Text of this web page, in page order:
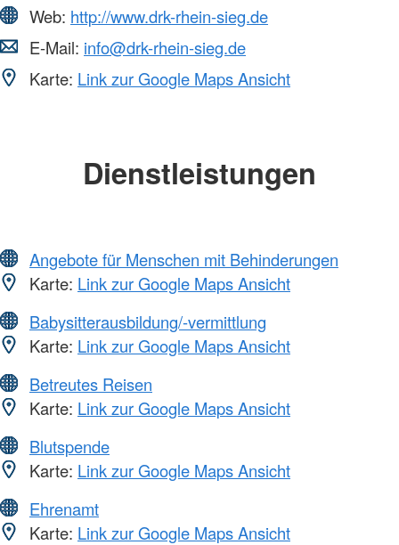
Web: http://www.drk-rhein-sieg.de
E-Mail: info@drk-rhein-sieg.de
Karte: Link zur Google Maps Ansicht
Dienstleistungen
Angebote für Menschen mit Behinderungen
Karte: Link zur Google Maps Ansicht
Babysitterausbildung/-vermittlung
Karte: Link zur Google Maps Ansicht
Betreutes Reisen
Karte: Link zur Google Maps Ansicht
Blutspende
Karte: Link zur Google Maps Ansicht
Ehrenamt
Karte: Link zur Google Maps Ansicht